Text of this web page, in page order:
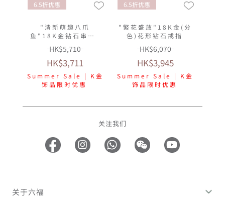
6.5折优惠
"清新萌趣八爪
鱼"18K金钻石串饰-
多色选择
HK$5,710
HK$3,711
Summer Sale | K金
饰品限时优惠
6.5折优惠
"繁花盛放"18K金(分
色)花形钻石戒指
HK$6,070
HK$3,945
Summer Sale | K金
饰品限时优惠
关注我们
关于六福